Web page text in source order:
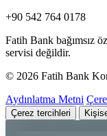
+90 542 764 0178
Fatih Bank bağımsız
servisi değildir.
© 2026 Fatih Bank
Aydınlatma Metni
Çerez tercihleri